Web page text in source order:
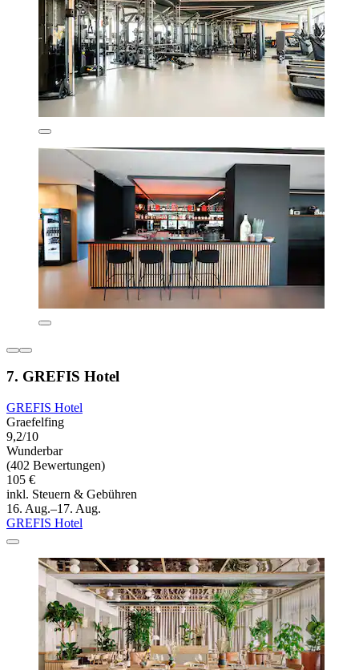
7. GREFIS Hotel
GREFIS Hotel
Graefelfing
9,2/10
Wunderbar
(402 Bewertungen)
105 €
inkl. Steuern & Gebühren
16. Aug.–17. Aug.
GREFIS Hotel